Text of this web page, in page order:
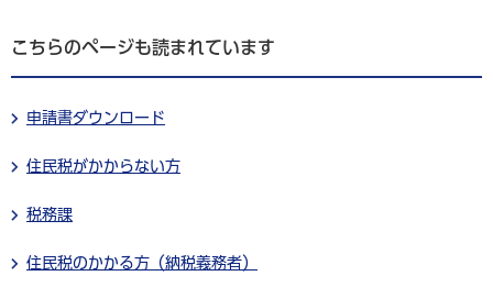
こちらのページも読まれています
申請書ダウンロード
住民税がかからない方
税務課
住民税のかかる方（納税義務者）